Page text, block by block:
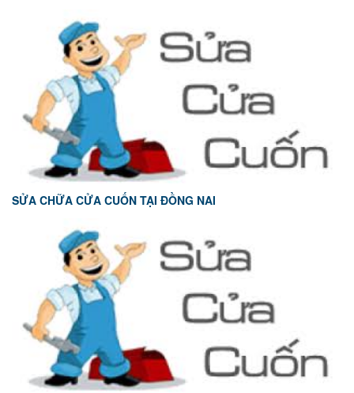
SỬA CHỮA CỬA CUỐN TẠI ĐỒNG NAI